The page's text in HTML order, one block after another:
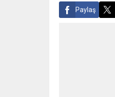
Paylaş